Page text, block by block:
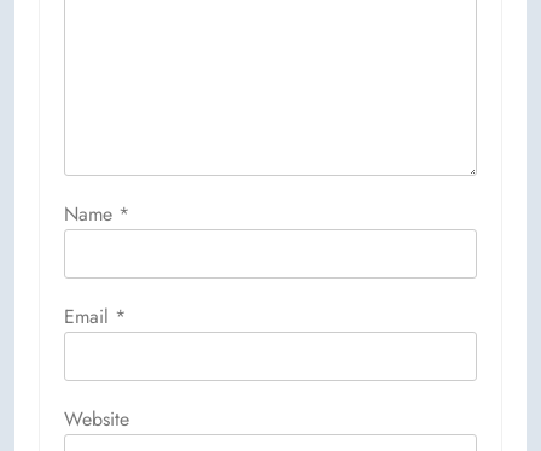
Name *
Email *
Website